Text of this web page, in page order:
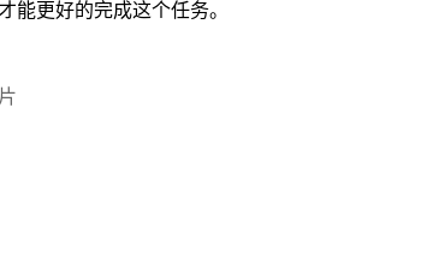
能更好的完成这个任务。